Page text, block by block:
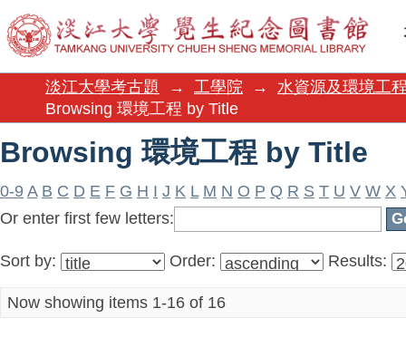
Browsing 環境工程 by Title
淡江大學考古題 → 工學院 →
水資源及環境工
Browsing 環境工程 by Title
Browsing 環境工程 by Title
0-9 A B C D E F G H I J K L M N O P Q R S T U V W X
Or enter first few letters:
Sort by: Order: Results:
Now showing items 1-16 of 16